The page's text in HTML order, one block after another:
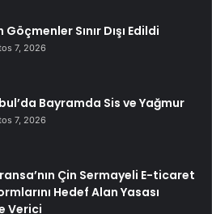
Sınır Dışı Edildi
7, 2026
Bayramda Sis ve Yağmur
7, 2026
Çin Sermayeli E-ticaret
Hedef Alan Yasası
Verici